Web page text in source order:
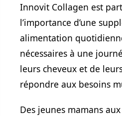
Innovit Collagen est
l’importance d’une
alimentation
nécessaires à une
leurs cheveux et de
répondre aux besoins
Des jeunes mamans